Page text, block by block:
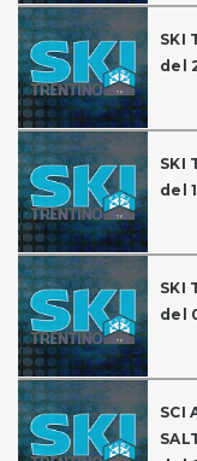
SKI
del
SKI
del
SKI
del
SCI